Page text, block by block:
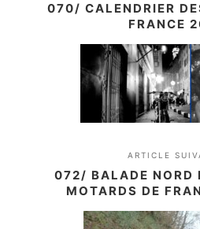
070/ CALENDRIER
FRANCE
ARTICLE
072/ BALADE NORD
MOTARDS DE